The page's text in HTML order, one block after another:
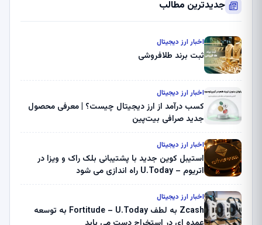
جدیدترین مطالب
اخبار ارز دیجیتال
ثبت برند طلافروشی
اخبار ارز دیجیتال
کسب درآمد از ارز دیجیتال چیست؟ | معرفی محصول
جدید صرافی بیت‌پین
اخبار ارز دیجیتال
استیبل کوین جدید با پشتیبانی بلک راک و ویزا در
اتریوم – U.Today راه اندازی می شود
اخبار ارز دیجیتال
Zcash به لطف Fortitude – U.Today به توسعه